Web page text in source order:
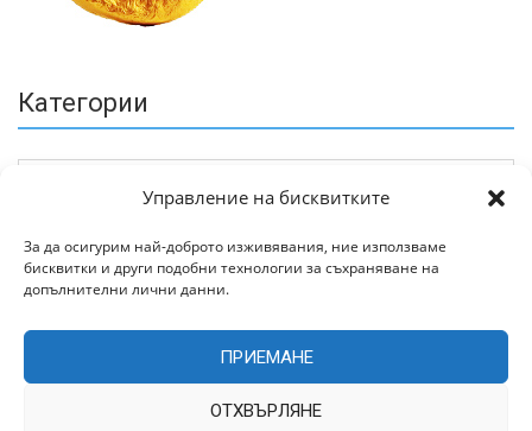
Управление на бисквитките
За да осигурим най-доброто изживявания, ние използваме
бисквитки и други подобни технологии за съхраняване на
допълнителни лични данни.
ПРИЕМАНЕ
ОТХВЪРЛЯНЕ
Категории
Архив